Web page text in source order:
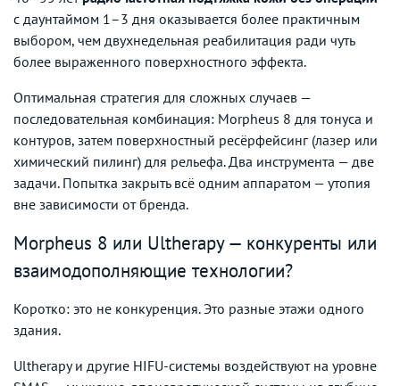
с даунтаймом 1–3 дня оказывается более практичным
выбором, чем двухнедельная реабилитация ради чуть
более выраженного поверхностного эффекта.
Оптимальная стратегия для сложных случаев —
последовательная комбинация: Morpheus 8 для тонуса и
контуров, затем поверхностный ресёрфейсинг (лазер или
химический пилинг) для рельефа. Два инструмента — две
задачи. Попытка закрыть всё одним аппаратом — утопия
вне зависимости от бренда.
Morpheus 8 или Ultherapy — конкуренты или
взаимодополняющие технологии?
Коротко: это не конкуренция. Это разные этажи одного
здания.
Ultherapy и другие HIFU-системы воздействуют на уровне